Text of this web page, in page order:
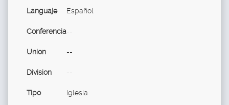
Languaje
Español
Conferencia--
Union --
Division --
Tipo Iglesia